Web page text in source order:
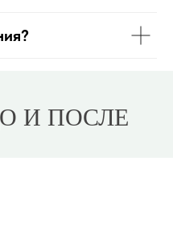
И ПОСЛЕ